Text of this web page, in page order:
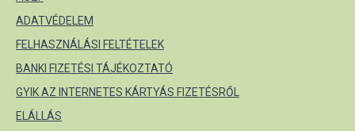
ADATVÉDELEM
FELHASZNÁLÁSI FELTÉTELEK
BANKI FIZETÉSI TÁJÉKOZTATÓ
GYIK AZ INTERNETES KÁRTYÁS FIZETÉSRŐL
ELÁLLÁS